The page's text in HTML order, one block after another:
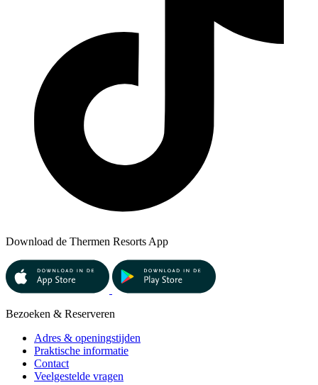
Download de Thermen Resorts App
Bezoeken & Reserveren
Adres & openingstijden
Praktische informatie
Contact
Veelgestelde vragen